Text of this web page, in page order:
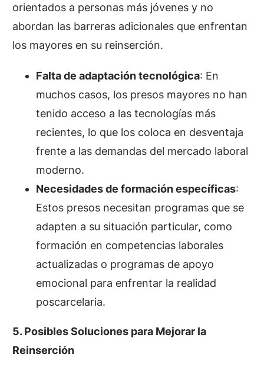
orientados a personas más jóvenes y no
abordan las barreras adicionales que enfrentan
los mayores en su reinserción.
Falta de adaptación tecnológica: En
muchos casos, los presos mayores no han
tenido acceso a las tecnologías más
recientes, lo que los coloca en desventaja
frente a las demandas del mercado laboral
moderno.
Necesidades de formación específicas:
Estos presos necesitan programas que se
adapten a su situación particular, como
formación en competencias laborales
actualizadas o programas de apoyo
emocional para enfrentar la realidad
poscarcelaria.
5. Posibles Soluciones para Mejorar la
Reinserción